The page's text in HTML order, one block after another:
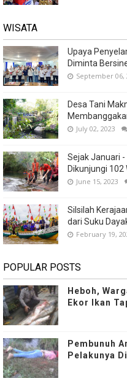
WISATA
Upaya
Diminta
September 06,
Desa Tani
July 02, 2023
Sejak Januari
Dikunjungi
June 15, 2023
Silsilah
dari Suku
February 19,
POPULAR POSTS
Heboh,
Ekor Ikan
Pembunuh
Pelakunya